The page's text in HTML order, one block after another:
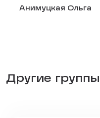
Анимуцкая Ольга
Другие